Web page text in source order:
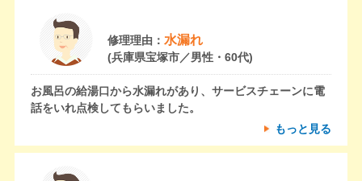
修理理由： 水漏れ
(兵庫県宝塚市／男性・60代)
お風呂の給湯口から水漏れがあり、サービスチェーンに電
話をいれ点検してもらいました。
もっと見る